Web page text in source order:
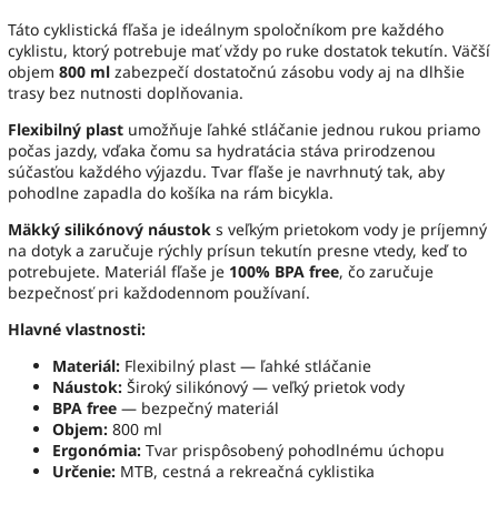
Táto cyklistická fľaša je ideálnym spoločníkom pre každého
cyklistu, ktorý potrebuje mať vždy po ruke dostatok tekutín. Väčší
objem 800 ml zabezpečí dostatočnú zásobu vody aj na dlhšie
trasy bez nutnosti doplňovania.
Flexibilný plast umožňuje ľahké stláčanie jednou rukou priamo
počas jazdy, vďaka čomu sa hydratácia stáva prirodzenou
súčasťou každého výjazdu. Tvar fľaše je navrhnutý tak, aby
pohodlne zapadla do košíka na rám bicykla.
Mäkký silikónový náustok s veľkým prietokom vody je príjemný
na dotyk a zaručuje rýchly prísun tekutín presne vtedy, keď to
potrebujete. Materiál fľaše je 100% BPA free, čo zaručuje
bezpečnosť pri každodennom používaní.
Hlavné vlastnosti:
Materiál: Flexibilný plast — ľahké stláčanie
Náustok: Široký silikónový — veľký prietok vody
BPA free — bezpečný materiál
Objem: 800 ml
Ergonómia: Tvar prispôsobený pohodlnému úchopu
Určenie: MTB, cestná a rekreačná cyklistika